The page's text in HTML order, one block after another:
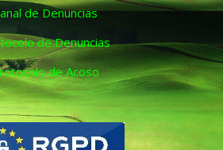
de Denuncias
de Denuncias
de Acoso